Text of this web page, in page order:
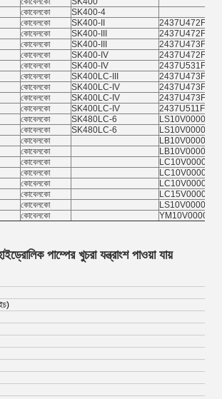
কোবেলকো
SK400-4
কোবেলকো SK400-II
2437U472F1
কোবেলকো SK400-III
2437U472F1
কোবেলকো SK400-III
2437U473F1
কোবেলকো SK400-IV
2437U472F1
কোবেলকো SK400-IV
2437U531F1
কোবেলকো SK400LC-III
2437U473F1
কোবেলকো SK400LC-IV
2437U473F1
কোবেলকো SK400LC-IV
2437U473F2
কোবেলকো SK400LC-IV
2437U511F1
কোবেলকো SK480LC-6
LS10V00001F1
কোবেলকো SK480LC-6
LS10V00001F2
কোবেলকো
LB10V00001F1
কোবেলকো
LB10V00006F2
কোবেলকো
LC10V00005F2
কোবেলকো
LC10V00005F3
কোবেলকো
LC10V00005F4
কোবেলকো
LC15V00003F1
কোবেলকো
LS10V00001F4
কোবেলকো YM10V00001F6
পাম্পের খুচরা যন্ত্রাংশ পাওয়া যায়